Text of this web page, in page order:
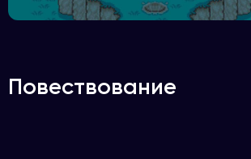
Повествование